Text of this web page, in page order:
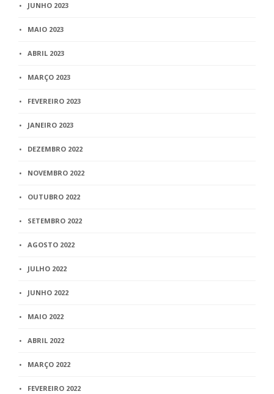
JUNHO 2023
MAIO 2023
ABRIL 2023
MARÇO 2023
FEVEREIRO 2023
JANEIRO 2023
DEZEMBRO 2022
NOVEMBRO 2022
OUTUBRO 2022
SETEMBRO 2022
AGOSTO 2022
JULHO 2022
JUNHO 2022
MAIO 2022
ABRIL 2022
MARÇO 2022
FEVEREIRO 2022